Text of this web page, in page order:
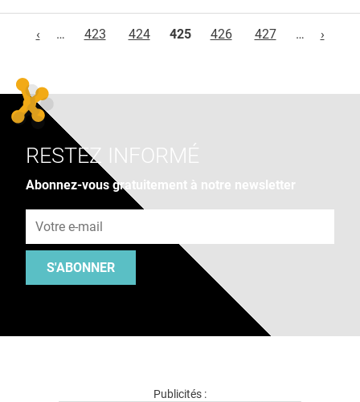
‹
… 423 424 425 426 427 … ›
RESTEZ INFORMÉ
Abonnez-vous gratuitement à notre newsletter
S'ABONNER
Publicités :